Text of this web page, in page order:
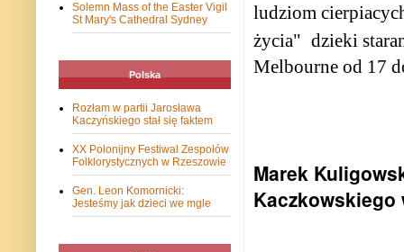
ludziom
życia" dzieki
Melbourne od 17
Marek
Solemn Mass of the Easter Vigil
St Mary's Cathedral Sydney
Polska
Rozłam w partii Jarosława
Kaczyńskiego stał się faktem
XX Polonijny Festiwal Zespołów
Folklorystycznych w Rzeszowie
Gen. Leon Komornicki:
Jesteśmy jak dzieci we mgle